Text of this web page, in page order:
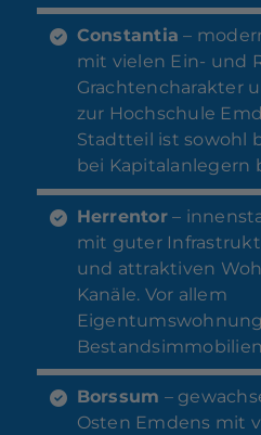
Constantia –
mit vielen Ein- und
Grachtencharakter
zur Hochschule
Stadtteil ist sowohl
bei Kapitalanlegern
Herrentor–
mit guter
und attraktiven
Kanäle. Vor allem
Borssum –
Osten Emdens mit